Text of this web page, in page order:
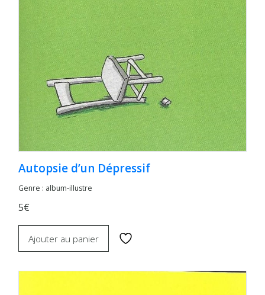
Autopsie d’un Dépressif
Genre : album-illustre
5€
Ajouter au panier